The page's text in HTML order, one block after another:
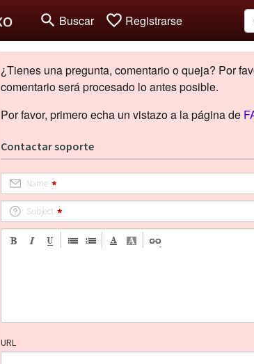
search Buscar favorite_border Registrarse
¿Tienes una pregunta, comentario o queja? Por
comentario será procesado lo antes posible.
Por favor, primero echa un vistazo a la página de